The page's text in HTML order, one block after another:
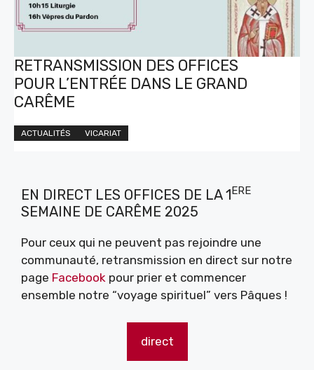
RETRANSMISSION DES OFFICES
POUR L’ENTRÉE DANS LE GRAND
CARÊME
ACTUALITÉS VICARIAT
EN DIRECT LES OFFICES DE LA 1ERE
SEMAINE DE CARÊME 2025
Pour ceux qui ne peuvent pas rejoindre une
communauté, retransmission en direct sur notre
page Facebook pour prier et commencer
ensemble notre “voyage spirituel” vers Pâques !
direct